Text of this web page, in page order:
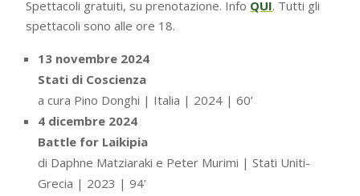
Spettacoli gratuiti, su prenotazione. Info QUI. Tutti gli
spettacoli sono alle ore 18.
13 novembre 2024
Stati di Coscienza
a cura Pino Donghi | Italia | 2024 | 60’
4 dicembre 2024
Battle for Laikipia
di Daphne Matziaraki e Peter Murimi | Stati Uniti-
Grecia | 2023 | 94’